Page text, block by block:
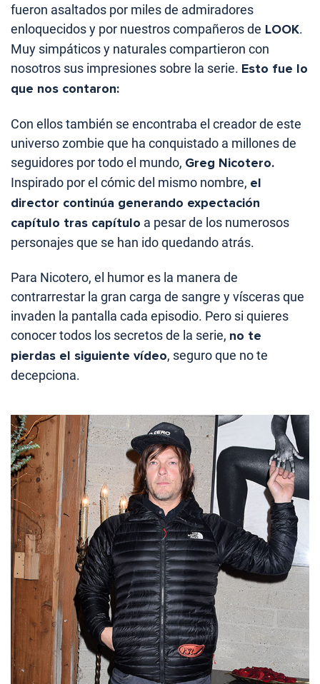
fueron asaltados por miles de admiradores
enloquecidos y por nuestros compañeros de LOOK.
Muy simpáticos y naturales compartieron con
nosotros sus impresiones sobre la serie. Esto fue lo
que nos contaron:
Con ellos también se encontraba el creador de este
universo zombie que ha conquistado a millones de
seguidores por todo el mundo, Greg Nicotero.
Inspirado por el cómic del mismo nombre, el
director continúa generando expectación
capítulo tras capítulo a pesar de los numerosos
personajes que se han ido quedando atrás.
Para Nicotero, el humor es la manera de
contrarrestar la gran carga de sangre y vísceras que
invaden la pantalla cada episodio. Pero si quieres
conocer todos los secretos de la serie, no te
pierdas el siguiente vídeo, seguro que no te
decepciona.